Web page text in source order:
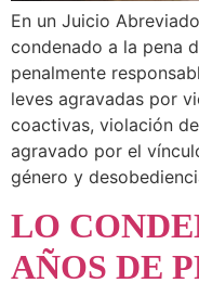
En un Juicio
condenado a la pena
penalmente
leves agravadas por
coactivas, violación
agravado por el
género y
LO
AÑOS DE